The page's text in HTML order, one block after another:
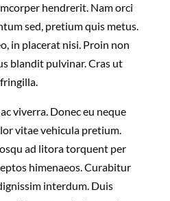
hendrerit. Nam orci
sed, pretium quis metus.
in placerat nisi. Proin non
blandit pulvinar. Cras ut
viverra. Donec eu neque
vitae vehicula pretium.
ad litora torquent per
himenaeos. Curabitur
interdum. Duis